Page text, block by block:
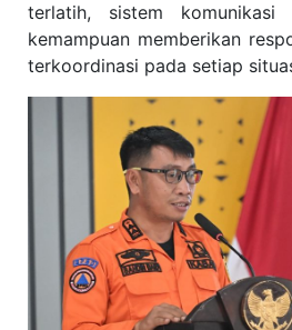
terlatih, sistem
kemampuan memberikan
terkoordinasi pada setiap